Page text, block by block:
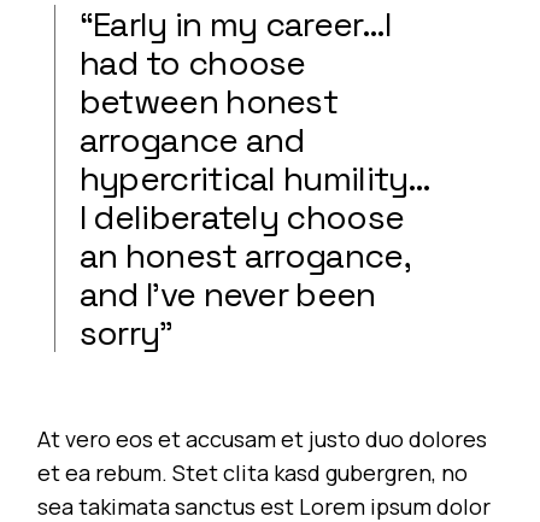
“Early in my career…I
had to choose
between honest
arrogance and
hypercritical humility…
I deliberately choose
an honest arrogance,
and I’ve never been
sorry”
At vero eos et accusam et justo duo dolores
et ea rebum. Stet clita kasd gubergren, no
sea takimata sanctus est Lorem ipsum dolor